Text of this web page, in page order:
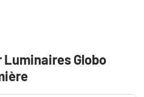
Luminaires Globo